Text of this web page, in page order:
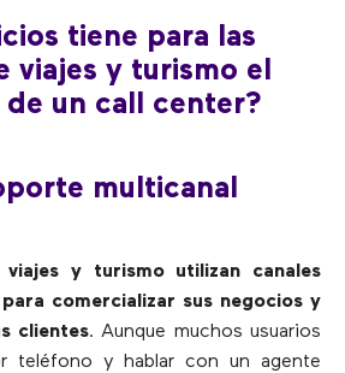
tiene para las
viajes y turismo el
un call center?
multicanal
viajes y turismo utilizan canales
comercializar sus negocios y
clientes. Aunque muchos usuarios
teléfono y hablar con un agente